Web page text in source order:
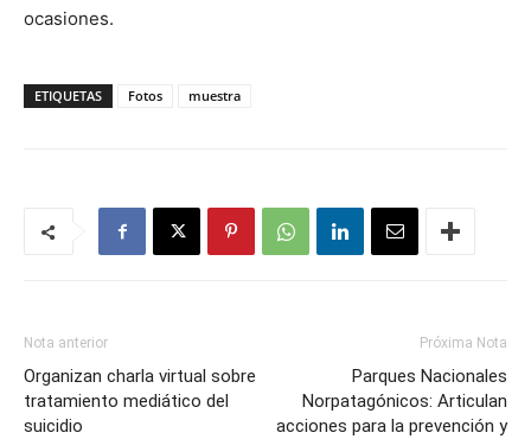
ocasiones.
ETIQUETAS Fotos muestra
Nota anterior
Organizan charla virtual sobre
tratamiento mediático del
suicidio
Próxima Nota
Parques Nacionales
Norpatagónicos: Articulan
acciones para la prevención y